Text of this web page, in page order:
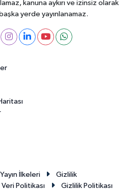
kanuna aykırı ve izinsiz olarak
yerde yayınlanamaz.
Yayın İlkeleri
Gizlilik
Veri Politikası
Gizlilik Politikası